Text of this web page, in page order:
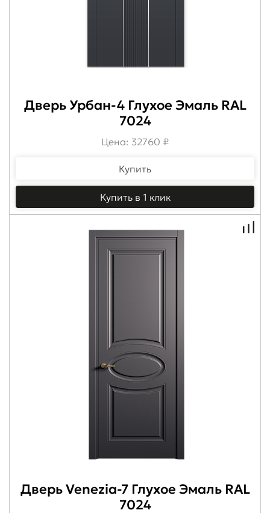
Дверь Урбан-4 Глухое Эмаль RAL
7024
Цена: 32760 ₽
Купить
Купить в 1 клик
Дверь Venezia-7 Глухое Эмаль RAL
7024